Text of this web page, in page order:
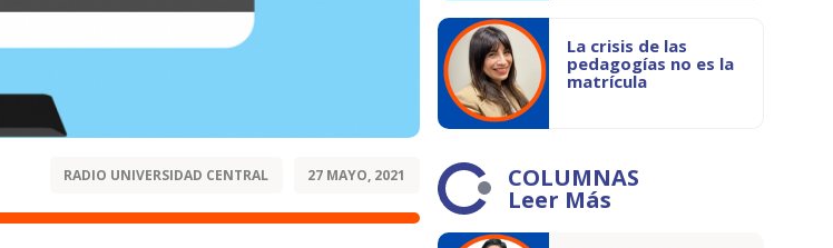
RADIO UNIVERSIDAD CENTRAL 27 MAYO, 2021
La crisis de las
pedagogías no es la
matrícula
COLUMNAS
Leer Más